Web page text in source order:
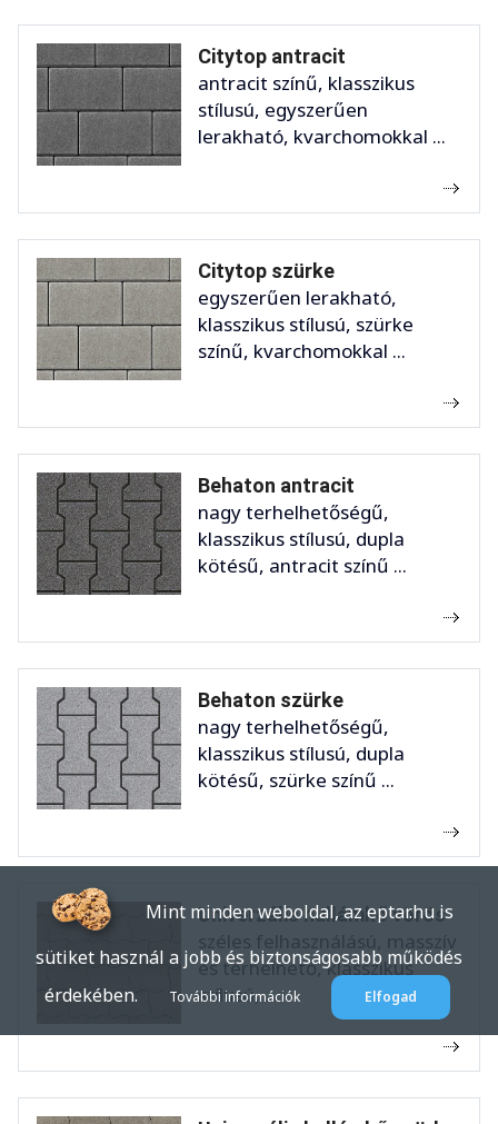
Citytop antracit
antracit színű, klasszikus
stílusú, egyszerűen
lerakható, kvarchomokkal ...
Citytop szürke
egyszerűen lerakható,
klasszikus stílusú, szürke
színű, kvarchomokkal ...
Behaton antracit
nagy terhelhetőségű,
klasszikus stílusú, dupla
kötésű, antracit színű ...
Behaton szürke
nagy terhelhetőségű,
klasszikus stílusú, dupla
kötésű, szürke színű ...
Univerzális hullámkő vörös
széles felhasználású, masszív
és terhelhető, klasszikus
stílusú, ...
Mint minden weboldal, az eptar.hu is
sütiket használ a jobb és biztonságosabb működés
érdekében.
További információk Elfogad